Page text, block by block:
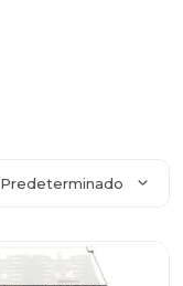
Predeterminado